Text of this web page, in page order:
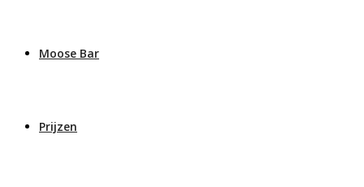
Moose Bar
Prijzen